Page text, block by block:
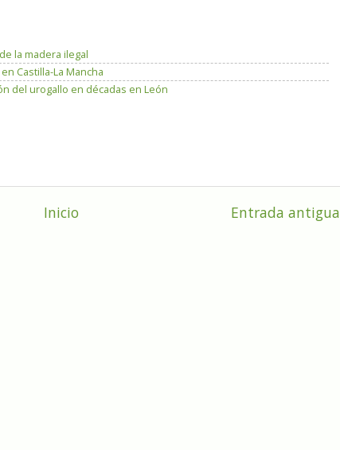
la madera ilegal
Castilla-La Mancha
del urogallo en décadas en León
Entrada antigua
Inicio